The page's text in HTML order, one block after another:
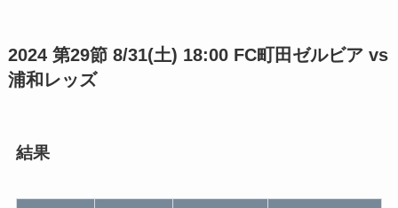
2024 第29節 8/31(土) 18:00 FC町田ゼルビア vs
浦和レッズ
結果